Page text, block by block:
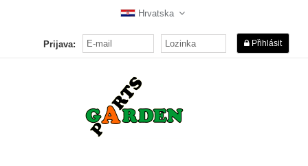
Hrvatska
Prijava: Přihlásit